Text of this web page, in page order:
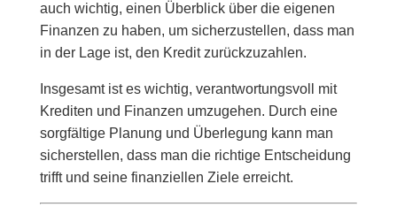
auch wichtig, einen Überblick über die eigenen
Finanzen zu haben, um sicherzustellen, dass man
in der Lage ist, den Kredit zurückzuzahlen.
Insgesamt ist es wichtig, verantwortungsvoll mit
Krediten und Finanzen umzugehen. Durch eine
sorgfältige Planung und Überlegung kann man
sicherstellen, dass man die richtige Entscheidung
trifft und seine finanziellen Ziele erreicht.